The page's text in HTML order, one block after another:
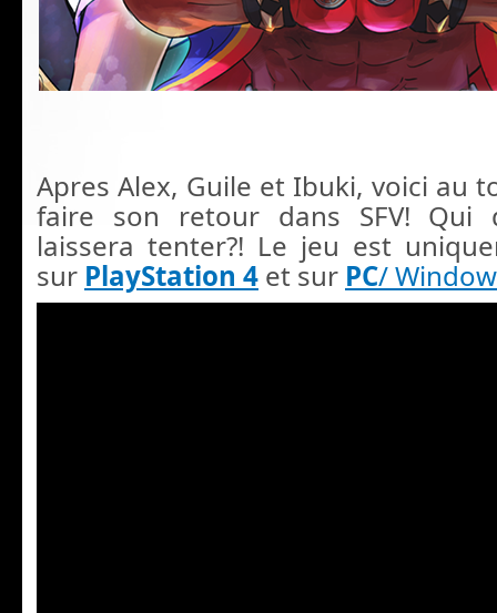
Apres Alex, Guile et Ibuki, voici au
faire son retour dans SFV! Qui
laissera tenter?! Le jeu est
sur PlayStation 4 et sur PC/